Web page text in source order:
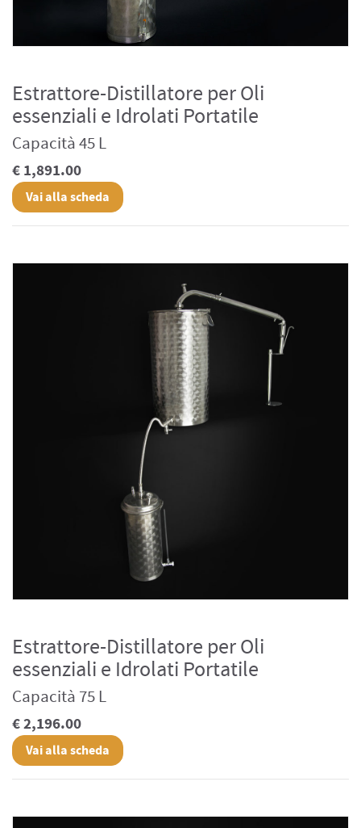
Estrattore-Distillatore per Oli
essenziali e Idrolati Portatile
Capacità 45 L
€ 1,891.00
Vai alla scheda
Estrattore-Distillatore per Oli
essenziali e Idrolati Portatile
Capacità 75 L
€ 2,196.00
Vai alla scheda